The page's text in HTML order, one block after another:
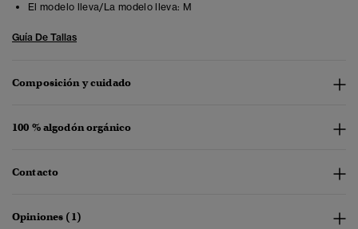
El modelo lleva/La modelo lleva: M
Guía De Tallas
Composición y cuidado
100 % algodón orgánico
Contacto
Opiniones (1)